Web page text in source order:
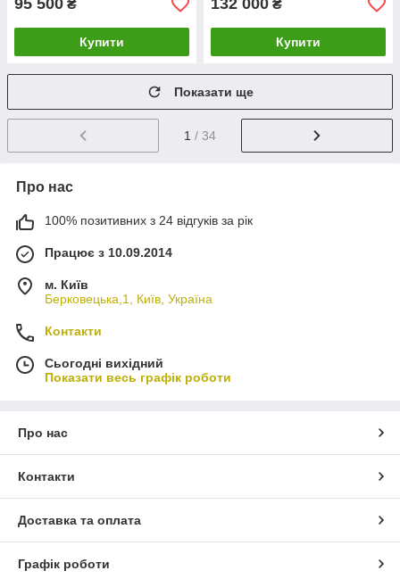
95 500 ₴
Купити
132 000 ₴
Купити
Показати ще
1 / 34
Про нас
100% позитивних з 24 відгуків за рік
Працює з 10.09.2014
м. Київ
Берковецька,1, Київ, Україна
Контакти
Сьогодні вихідний
Показати весь графік роботи
Про нас
Контакти
Доставка та оплата
Графік роботи